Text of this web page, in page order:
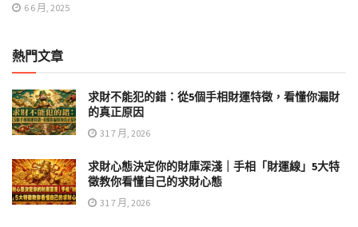
6 6 月, 2025
熱門文章
求財不能犯的錯：從5個手相財運特徵，看懂你漏財
的真正原因
31 7 月, 2026
求財心態決定你的財庫深淺｜手相「財運線」5大特
徵教你看懂自己的求財心態
31 7 月, 2026